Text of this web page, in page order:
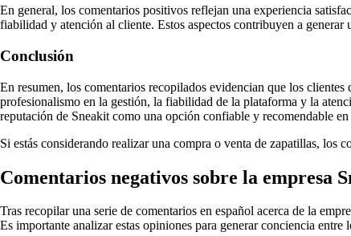
En general, los comentarios positivos reflejan una experiencia
fiabilidad y atención al cliente. Estos aspectos contribuyen a
Conclusión
En resumen, los comentarios recopilados evidencian que los
profesionalismo en la gestión, la fiabilidad de la plataforma y la
reputación de Sneakit como una opción confiable y recomendable
Si estás considerando realizar una compra o venta de zapatillas, los
Comentarios negativos sobre la empresa
Tras recopilar una serie de comentarios en español acerca de la
Es importante analizar estas opiniones para generar conciencia